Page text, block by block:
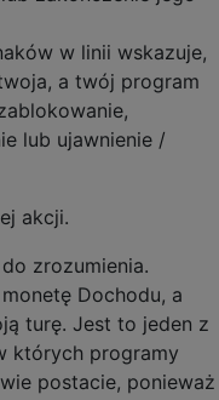
w linii wskazuje,
a twój program
lub ujawnienie /
akcji.
zrozumienia.
Dochodu, a
turę. Jest to jeden z
których programy
postacie, ponieważ